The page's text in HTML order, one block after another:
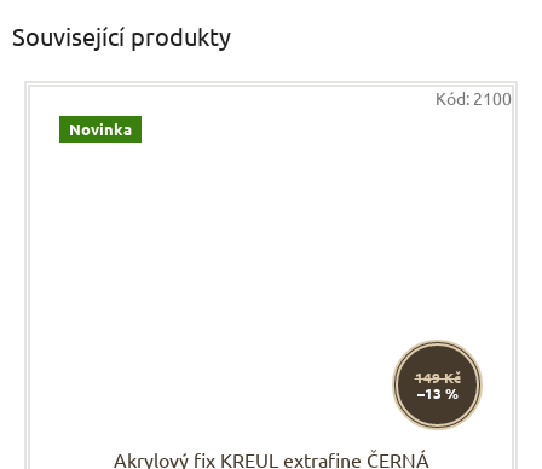
Související produkty
Novinka
149 Kč
–13 %
Akrylový fix KREUL extrafine ČERNÁ
Kód: 2100